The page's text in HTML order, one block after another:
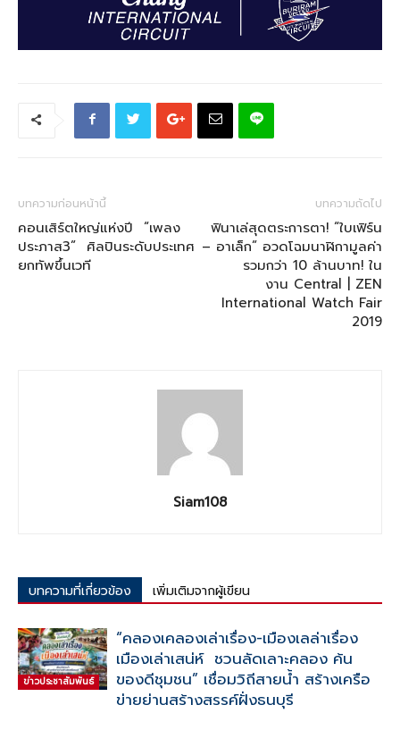
บทความก่อนหน้านี้
คอนเสิร์ตใหญ่แห่งปี “เพลง
ประภาส3” ศิลปินระดับประเทศ
ยกทัพขึ้นเวที
บทความถัดไป
ฟินาเล่สุดตระการตา! “ใบเฟิร์น
– อาเล็ก” อวดโฉมนาฬิกามูลค่า
รวมกว่า 10 ล้านบาท! ใน
งาน Central | ZEN
International Watch Fair
2019
Siam108
บทความที่เกี่ยวข้อง เพิ่มเติมจากผู้เขียน
ข่าวประชาสัมพันธ์
“คลองเคลองเล่าเรื่อง-เมืองเลล่าเรื่อง
เมืองเล่าเสน่ห์ ชวนลัดเลาะคลอง ค้น
ของดีชุมชน” เชื่อมวิถีสายน้ำ สร้างเครือ
ข่ายย่านสร้างสรรค์ฝั่งธนบุรี